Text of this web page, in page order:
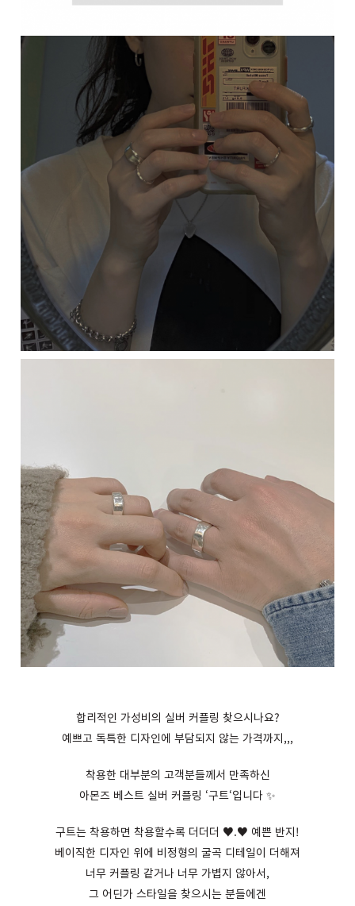
합리적인 가성비의 실버 커플링 찾으시나요?
예쁘고 독특한 디자인에 부담되지 않는 가격까지,,,
착용한 대부분의 고객분들께서 만족하신
아몬즈 베스트 실버 커플링 ‘구트‘입니다 ✨
구트는 착용하면 착용할수록 더더더 ♥.♥ 예쁜 반지!
베이직한 디자인 위에 비정형의 굴곡 디테일이 더해져
너무 커플링 같거나 너무 가볍지 않아서,
그 어딘가 스타일을 찾으시는 분들에겐